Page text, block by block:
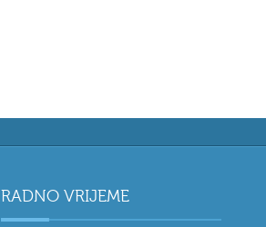
RADNO VRIJEME